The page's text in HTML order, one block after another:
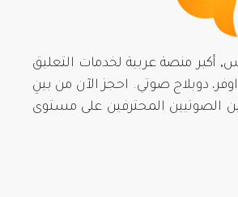
أكبر منصة عربية لخدمات التعليق
دوبلاج صوتي. احجز الآن من بينِ
الصوتيين المحترفين على مستوى